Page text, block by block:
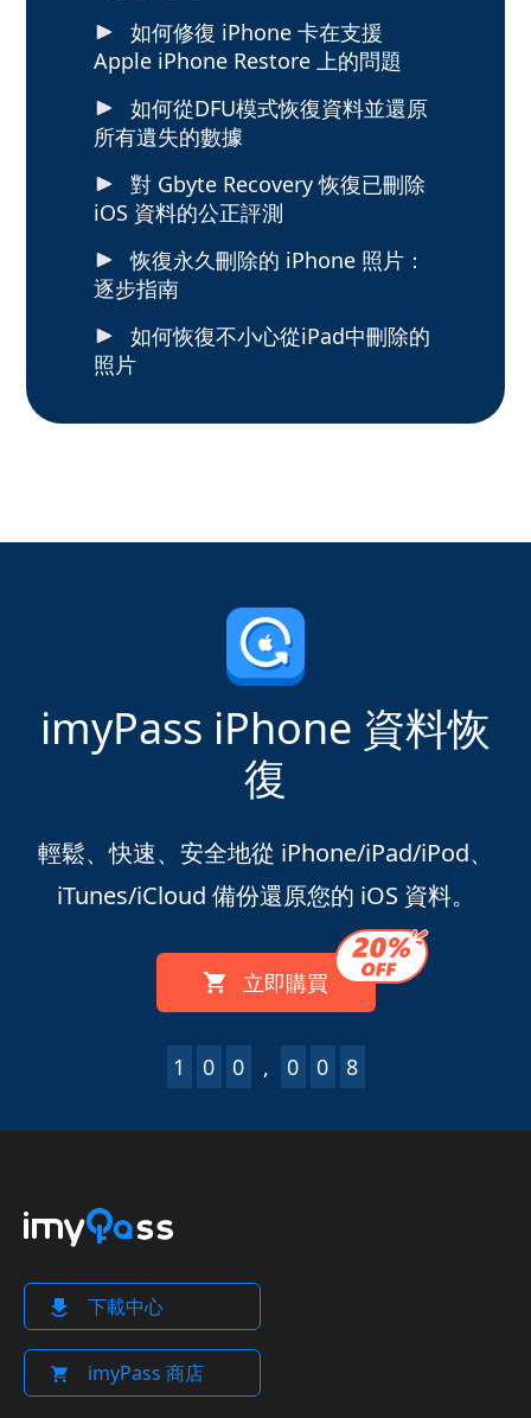
如何修復 iPhone 卡在支援
Apple iPhone Restore 上的問題
如何從DFU模式恢復資料並還原
所有遺失的數據
對 Gbyte Recovery 恢復已刪除
iOS 資料的公正評測
恢復永久刪除的 iPhone 照片：
逐步指南
如何恢復不小心從iPad中刪除的
照片
imyPass iPhone 資料恢
復
輕鬆、快速、安全地從 iPhone/iPad/iPod、
iTunes/iCloud 備份還原您的 iOS 資料。
立即購買
1 0 0 , 0 0 8
下載中心
imyPass 商店